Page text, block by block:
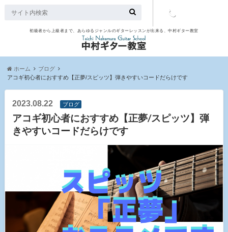
初級者から上級者まで、あらゆるジャンルのギターレッスンが出来る、中村ギター教室
ホーム
ブログ
アコギ初心者におすすめ【正夢/スピッツ】弾きやすいコードだらけです
2023.08.22 ブログ
アコギ初心者におすすめ【正夢/スピッツ】弾
きやすいコードだらけです